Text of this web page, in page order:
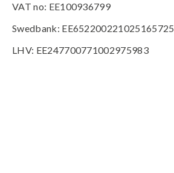
VAT no: EE100936799
Swedbank: EE652200221025165725
LHV: EE247700771002975983